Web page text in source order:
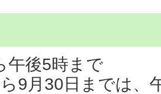
午後5時まで
ら9月30日までは、